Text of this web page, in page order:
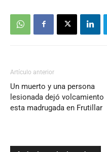
Artículo anterior
Un muerto y una persona
lesionada dejó volcamiento
esta madrugada en Frutillar